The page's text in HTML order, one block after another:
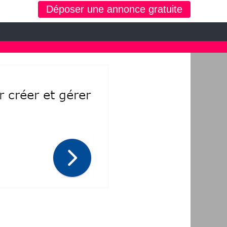
Déposer une annonce gratuite
moto, équipements enfants ou maison sur le petit bazar